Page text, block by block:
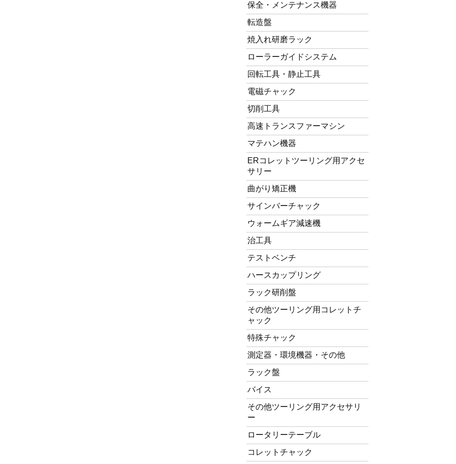
保全・メンテナンス機器
転造盤
焼入れ研磨ラック
ローラーガイドシステム
回転工具・静止工具
電磁チャック
切削工具
高速トランスファーマシン
マテハン機器
ERコレットツーリング用アクセ
サリー
曲がり矯正機
サインバーチャック
ウォームギア減速機
治工具
テストベンチ
ハースカップリング
ラック研削盤
その他ツーリング用コレットチ
ャック
特殊チャック
測定器・環境機器・その他
ラック盤
バイス
その他ツーリング用アクセサリ
ー
ロータリーテーブル
コレットチャック